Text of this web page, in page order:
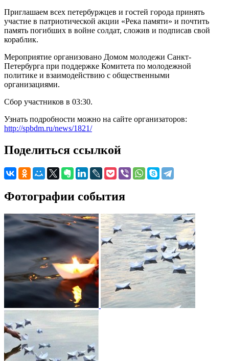
Приглашаем всех петербуржцев и гостей города принять
участие в патриотической акции «Река памяти» и почтить
память погибших в войне солдат, сложив и подписав свой
кораблик.
Мероприятие организовано Домом молодежи Санкт-
Петербурга при поддержке Комитета по молодежной
политике и взаимодействию с общественными
организациями.
Сбор участников в 03:30.
Узнать подробности можно на сайте организаторов:
http://spbdm.ru/news/1821/
Поделиться ссылкой
Фотографии события